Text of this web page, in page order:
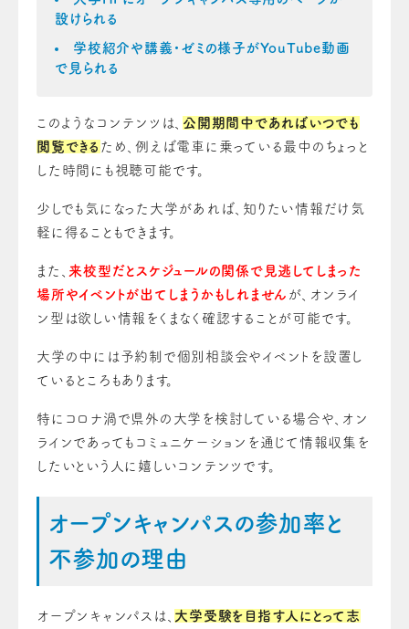
設けられる
学校紹介や講義・ゼミの様子がYouTube動画
で見られる
このようなコンテンツは、 公開期間中であればいつでも
閲覧できる ため、例えば電車に乗っている最中のちょっと
した時間にも視聴可能です。
少しでも気になった大学があれば、知りたい情報だけ気
軽に得ることもできます。
また、 来校型だとスケジュールの関係で見逃してしまった
場所やイベントが出てしまうかもしれません が、オンライ
ン型は欲しい情報をくまなく確認することが可能です。
大学の中には予約制で個別相談会やイベントを設置し
ているところもあります。
特にコロナ渦で県外の大学を検討している場合や、オン
ラインであってもコミュニケーションを通じて情報収集を
したいという人に嬉しいコンテンツです。
オープンキャンパスの参加率と
不参加の理由
オープンキャンパスは、 大学受験を目指す人にとって志